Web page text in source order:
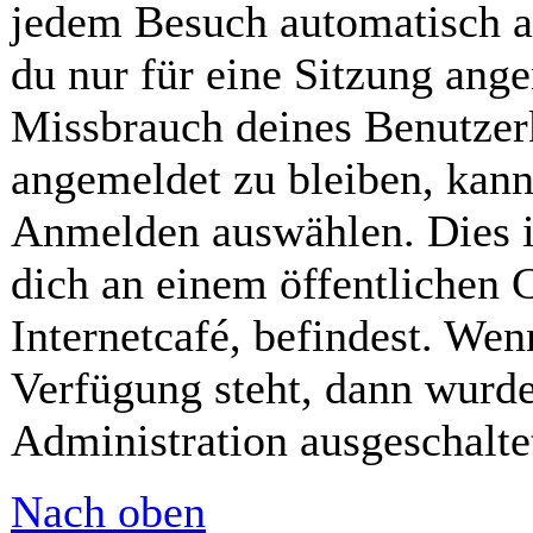
jedem Besuch automatisch
du nur für eine Sitzung
Missbrauch deines
angemeldet zu bleiben,
Anmelden auswählen.
dich an einem öffentlichen
Internetcafé, befindest.
Verfügung steht, dann
Administration
Nach oben